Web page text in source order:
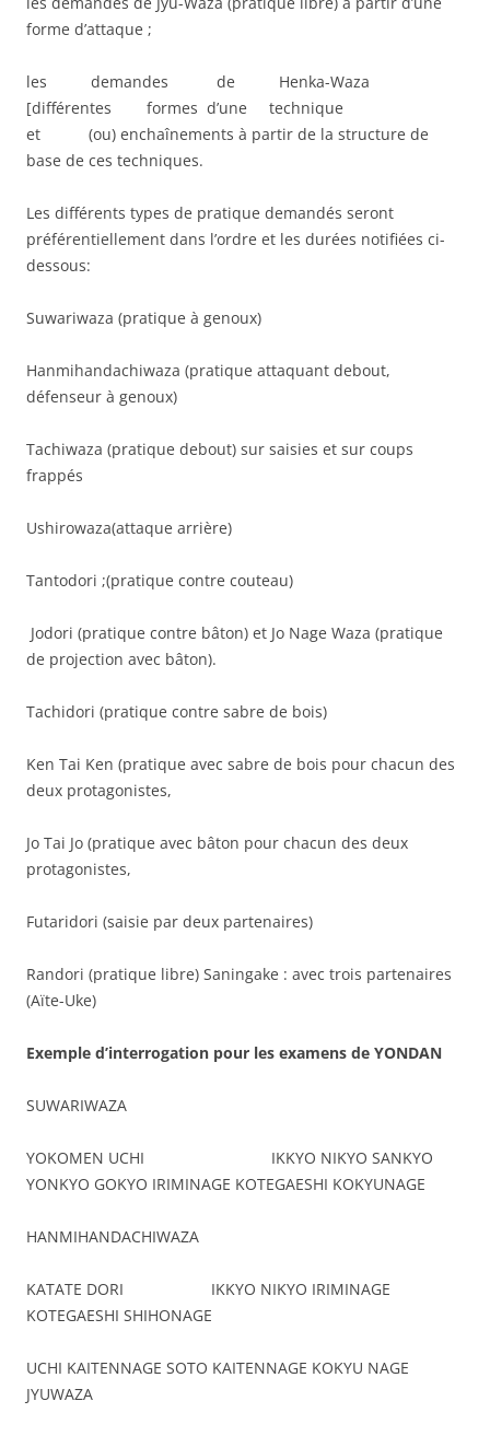
forme d’attaque ;
les demandes de Henka-Waza
[différentes formes d’une technique
et (ou) enchaînements à partir de la structure de
base de ces techniques.
Les différents types de pratique demandés seront
préférentiellement dans l’ordre et les durées notifiées ci-
dessous:
Suwariwaza (pratique à genoux)
Hanmihandachiwaza (pratique attaquant debout,
défenseur à genoux)
Tachiwaza (pratique debout) sur saisies et sur coups
frappés
Ushirowaza(attaque arrière)
Tantodori ;(pratique contre couteau)
Jodori (pratique contre bâton) et Jo Nage Waza (pratique
de projection avec bâton).
Tachidori (pratique contre sabre de bois)
Ken Tai Ken (pratique avec sabre de bois pour chacun des
deux protagonistes,
Jo Tai Jo (pratique avec bâton pour chacun des deux
protagonistes,
Futaridori (saisie par deux partenaires)
Randori (pratique libre) Saningake : avec trois partenaires
(Aïte-Uke)
Exemple d’interrogation pour les examens de YONDAN
SUWARIWAZA
YOKOMEN UCHI IKKYO NIKYO SANKYO
YONKYO GOKYO IRIMINAGE KOTEGAESHI KOKYUNAGE
HANMIHANDACHIWAZA
KATATE DORI IKKYO NIKYO IRIMINAGE
KOTEGAESHI SHIHONAGE
UCHI KAITENNAGE SOTO KAITENNAGE KOKYU NAGE
JYUWAZA